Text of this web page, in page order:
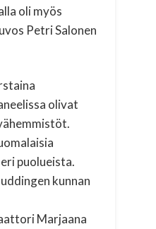
oli myös
Petri Salonen
olivat
puolueista.
kunnan
Marjaana